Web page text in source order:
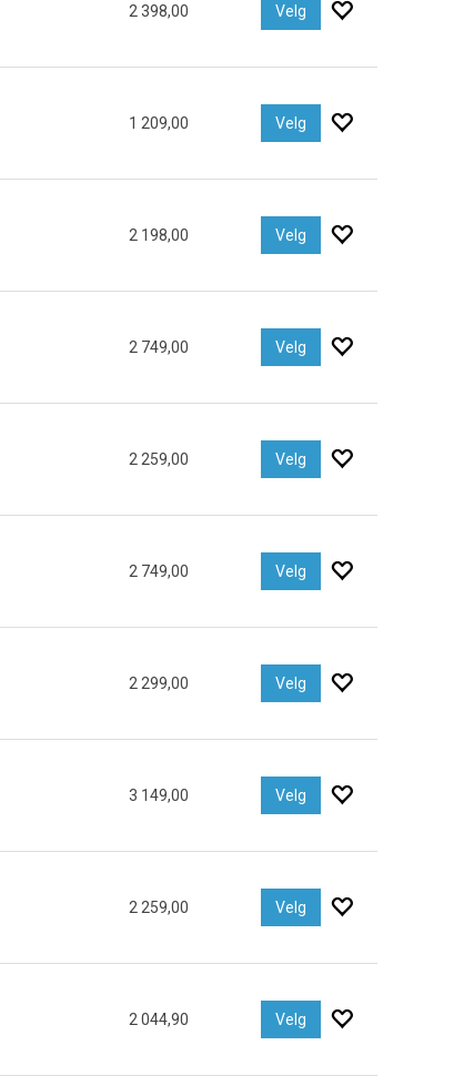
2 398,00 Velg
1 209,00 Velg
2 198,00 Velg
2 749,00 Velg
2 259,00 Velg
2 749,00 Velg
2 299,00 Velg
3 149,00 Velg
2 259,00 Velg
2 044,90 Velg